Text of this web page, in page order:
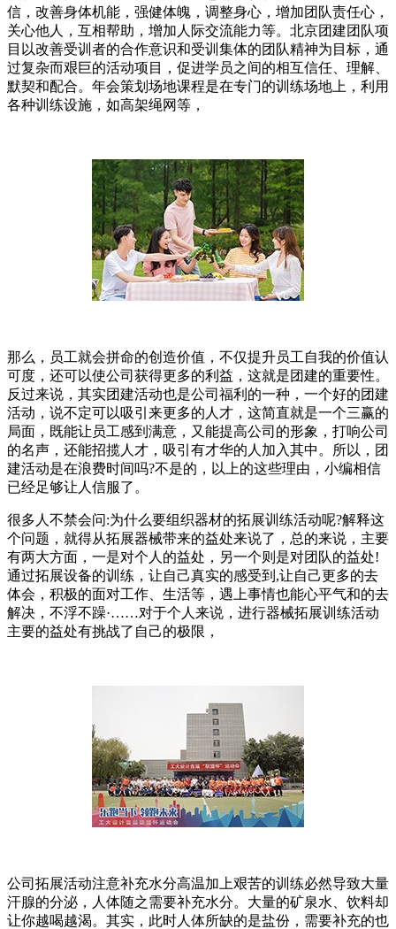
信，改善身体机能，强健体魄，调整身心，增加团队责任心，
关心他人，互相帮助，增加人际交流能力等。北京团建团队项
目以改善受训者的合作意识和受训集体的团队精神为目标，通
过复杂而艰巨的活动项目，促进学员之间的相互信任、理解、
默契和配合。年会策划场地课程是在专门的训练场地上，利用
各种训练设施，如高架绳网等，
那么，员工就会拼命的创造价值，不仅提升员工自我的价值认
可度，还可以使公司获得更多的利益，这就是团建的重要性。
反过来说，其实团建活动也是公司福利的一种，一个好的团建
活动，说不定可以吸引来更多的人才，这简直就是一个三赢的
局面，既能让员工感到满意，又能提高公司的形象，打响公司
的名声，还能招揽人才，吸引有才华的人加入其中。所以，团
建活动是在浪费时间吗?不是的，以上的这些理由，小编相信
已经足够让人信服了。
很多人不禁会问:为什么要组织器材的拓展训练活动呢?解释这
个问题，就得从拓展器械带来的益处来说了，总的来说，主要
有两大方面，一是对个人的益处，另一个则是对团队的益处!
通过拓展设备的训练，让自己真实的感受到,让自己更多的去
体会，积极的面对工作、生活等，遇上事情也能心平气和的去
解决，不浮不躁·……对于个人来说，进行器械拓展训练活动
主要的益处有挑战了自己的极限，
公司拓展活动注意补充水分高温加上艰苦的训练必然导致大量
汗腺的分泌，人体随之需要补充水分。大量的矿泉水、饮料却
让你越喝越渴。其实，此时人体所缺的是盐份，需要补充的也